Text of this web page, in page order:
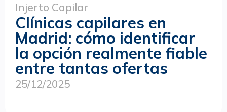
Injerto Capilar
Clínicas capilares en
Madrid: cómo identificar
la opción realmente fiable
entre tantas ofertas
25/12/2025